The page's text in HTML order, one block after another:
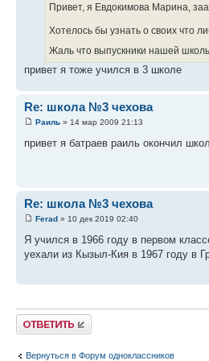
Привет, я Евдокимова Марина,
Хотелось бы узнать о своих что
Жаль что выпускники нашей
привет я тоже учился в 3 школе
Re: школа №3 чехова
Раиль » 14 мар 2009 21:13
привет я батраев раиль окончил
Re: школа №3 чехова
Ferad » 10 дек 2019 02:40
Я учился в 1966 году в первом
уехали из Кызыл-Кия в 1967 году в
Ответить
Вернуться в Форум одноклассников